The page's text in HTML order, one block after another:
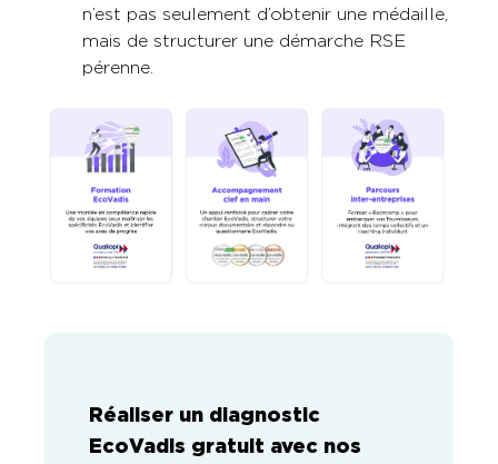
n’est pas seulement d’obtenir une médaille,
mais de structurer une démarche RSE
pérenne.
Réaliser un diagnostic
EcoVadis gratuit avec nos